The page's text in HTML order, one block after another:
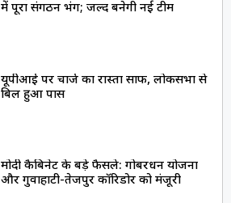
में पूरा संगठन भंग; जल्द बनेगी नई टीम
यूपीआई पर चार्ज का रास्ता साफ, लोकसभा से
बिल हुआ पास
मोदी कैबिनेट के बड़े फैसले: गोबरधन योजना
और गुवाहाटी-तेजपुर कॉरिडोर को मंजूरी